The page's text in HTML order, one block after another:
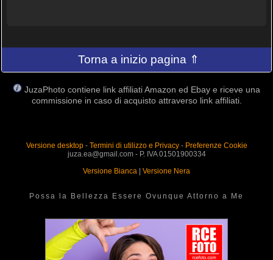
Torna a inizio pagina ⇑
JuzaPhoto contiene link affiliati Amazon ed Ebay e riceve una
commissione in caso di acquisto attraverso link affiliati.
Versione desktop- Termini di utilizzo e Privacy- Preferenze Cookie
juza.ea@gmail.com - P. IVA 01501900334
Versione Bianca
Versione Nera
Possa la Bellezza Essere Ovunque Attorno a Me